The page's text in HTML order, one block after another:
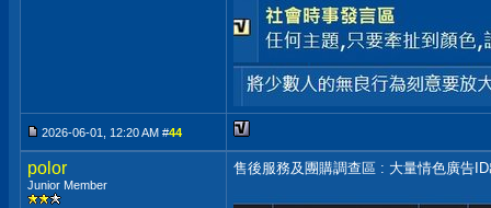
2026-06-01, 12:20 AM #44
polor
Junior Member
售後服務及團購調查區 : 大量情色廣告